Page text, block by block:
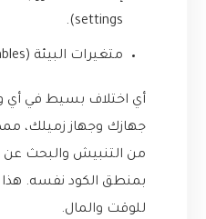
settings).
متغيرات البيئة (Environment Variables).
أي اختلاف بسيط في أي
جهازك وجهاز زميلك،
من التنبيش والبحث عن
بمنطق الكود نفسه.
للوقت والمال.